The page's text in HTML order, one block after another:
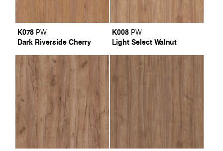
K078 PW
Dark Riverside Cherry
K008 PW
Light Select Walnut